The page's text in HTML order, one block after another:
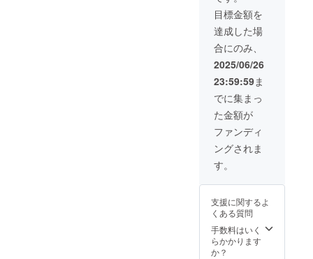
の？」
「カ
フェで
生活成
り立
つ？」
等の気
軽なご
相談か
ら、す
でに同
業の方
のご相
談まで
基本的
に３０
～６０
せてい
ただい
マータ
イム営
業 ・お
取り置
き権
（気温
フ
リー）
注※ 現
在既に
会員の
権利を
お持ち
の方が
合、 こ
の期
間、気
温30℃
以上の
日は割
提供で
きるメ
ニュー
れます
が、喫
かでき
ないメ
も復活
しま
【場
シェア
キッチ
ン「み
ちくさ
くら
す」に
「コー
ヒーを
できる
だけ美
味しく
い！」
と思っ
てらっ
しゃる
方々
へ、珈
琲日記
共に実
技をメ
インに
ペー
パード
リップ
年）
【特
典】 珈
琲日記
のスリ
ランカ
直輸入
の紅茶
葉100g
をお持
ち帰り
いただ
きま
容】 ご
「紅茶
をでき
るだけ
美味し
目標金額を
達成した場
合にのみ、
2025/06/26
23:59:59ま
でに集まっ
た金額が
ファンディ
ングされま
す。
支援に関するよ
くある質問
手数料はいく
らかかります
か？